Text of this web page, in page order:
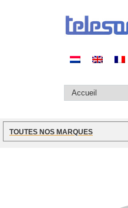
TOUTES NOS MARQUES